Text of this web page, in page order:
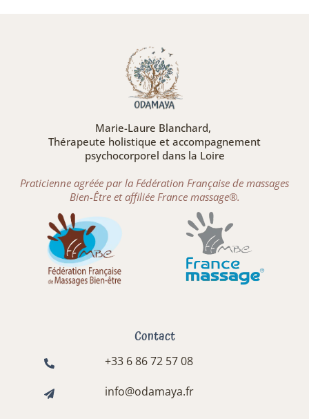
Marie-Laure Blanchard,
Thérapeute holistique et accompagnement
psychocorporel dans la Loire
Praticienne agréée par la Fédération Française de massages
Bien-Être et affiliée France massage®.
Contact
+33 6 86 72 57 08
info@odamaya.fr